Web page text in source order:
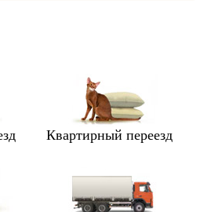
Квартирный переезд